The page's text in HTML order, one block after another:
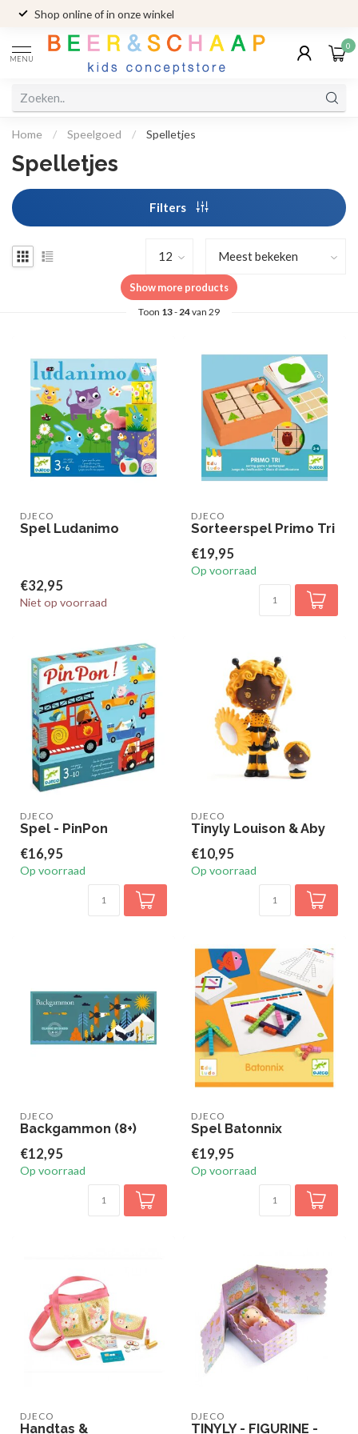
Shop online of in onze winkel
MENU
0
Home / Speelgoed / Spelletjes
Spelletjes
Filters
Show more products
Toon 13-24van 29
DJECO
Spel Ludanimo
€32,95
Niet op voorraad
DJECO
Sorteerspel Primo Tri
€19,95
Op voorraad
DJECO
Spel - PinPon
€16,95
Op voorraad
DJECO
Tinyly Louison & Aby
€10,95
Op voorraad
DJECO
Backgammon (8+)
€12,95
Op voorraad
DJECO
Spel Batonnix
€19,95
Op voorraad
DJECO
Handtas &
DJECO
TINYLY - FIGURINE -